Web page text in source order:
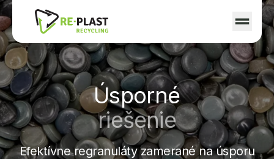
Prejsť na obsah
Úsporné
riešenie
Efektívne regranuláty zamerané na úsporu